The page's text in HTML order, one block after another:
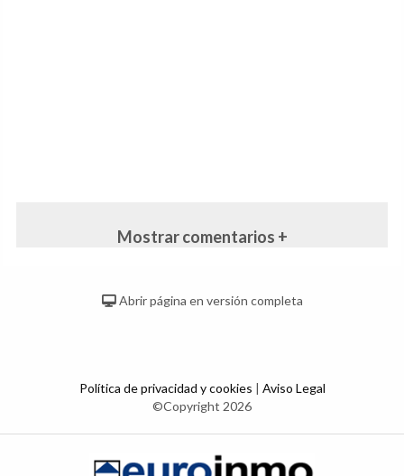
Mostrar comentarios +
Abrir página en versión completa
Política de privacidad y cookies | Aviso Legal
©Copyright 2026